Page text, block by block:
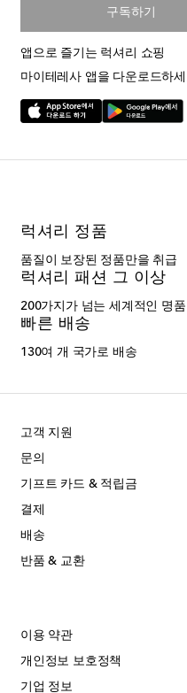
구독하기
앱으로 즐기는 럭셔리 쇼핑
마이테레사 앱을 다운로드하
럭셔리 정품
품질이 보장된 정품만을 취급
럭셔리 패션 그 이상
200가지가 넘는 세계적인 명
빠른 배송
130여 개 국가로 배송
고객 지원
문의
기프트 카드 & 적립금
결제
배송
반품 & 교환
이용 약관
개인정보 보호정책
기업 정보